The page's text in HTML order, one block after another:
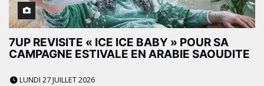
7UP REVISITE « ICE ICE BABY » POUR SA
CAMPAGNE ESTIVALE EN ARABIE SAOUDITE
LUNDI 27 JUILLET 2026